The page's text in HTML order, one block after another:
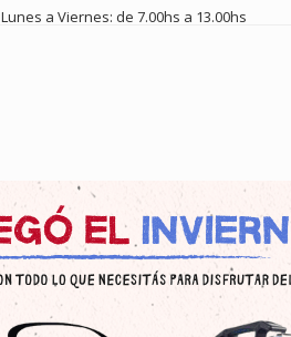
Lunes a Viernes: de 7.00hs a 13.00hs